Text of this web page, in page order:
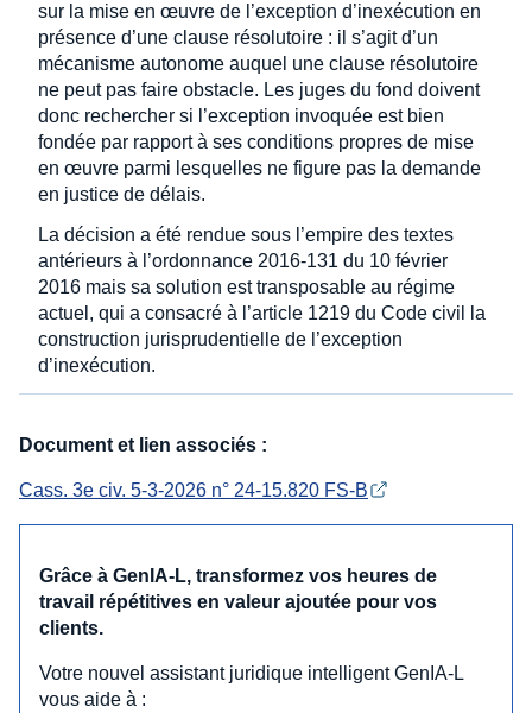
sur la mise en œuvre de l’exception d’inexécution en
présence d’une clause résolutoire : il s’agit d’un
mécanisme autonome auquel une clause résolutoire
ne peut pas faire obstacle. Les juges du fond doivent
donc rechercher si l’exception invoquée est bien
fondée par rapport à ses conditions propres de mise
en œuvre parmi lesquelles ne figure pas la demande
en justice de délais.
La décision a été rendue sous l’empire des textes
antérieurs à l’ordonnance 2016-131 du 10 février
2016 mais sa solution est transposable au régime
actuel, qui a consacré à l’article 1219 du Code civil la
construction jurisprudentielle de l’exception
d’inexécution.
Document et lien associés :
Cass. 3e civ. 5-3-2026 n° 24-15.820 FS-B
Grâce à GenIA‑L, transformez vos heures de
travail répétitives en valeur ajoutée pour vos
clients.
Votre nouvel assistant juridique intelligent GenIA‑L
vous aide à :